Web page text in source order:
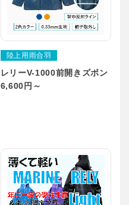
陸上用雨合羽
レリーV-1000前開きズボン
6,600円～